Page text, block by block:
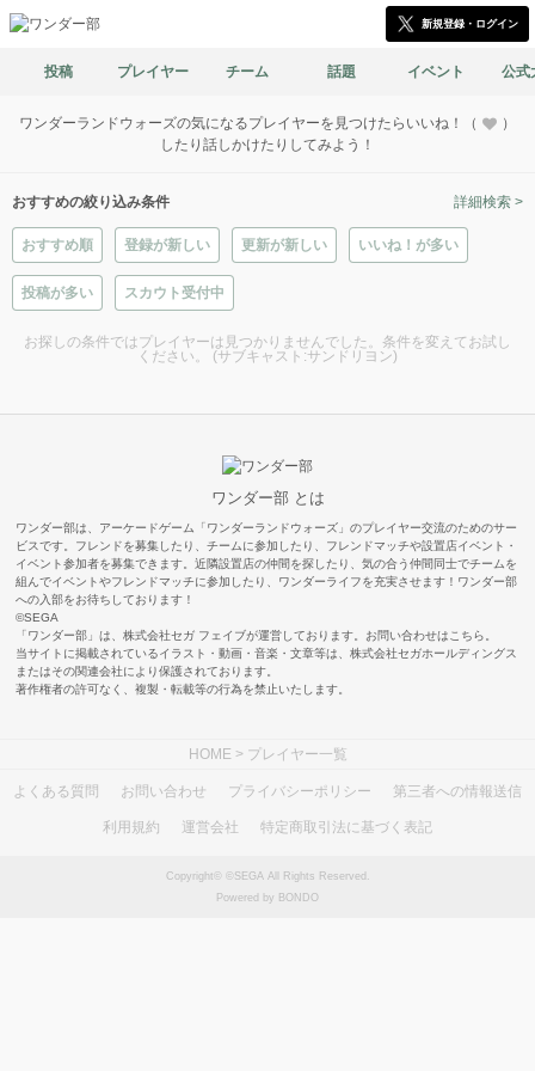
新規登録・ログイン
投稿 プレイヤー チーム 話題 イベント 公式
ワンダーランドウォーズの気になるプレイヤーを見つけたらいいね！（
）
したり話しかけたりしてみよう！
おすすめの絞り込み条件
おすすめ順 登録が新しい 更新が新しい いいね！が多い
投稿が多い スカウト受付中
詳細検索 >
お探しの条件ではプレイヤーは見つかりませんでした。条件を変えてお試し
ください。 (サブキャスト:サンドリヨン)
ワンダー部 とは
ワンダー部は、アーケードゲーム「ワンダーランドウォーズ」のプレイヤー交流のためのサー
ビスです。フレンドを募集したり、チームに参加したり、フレンドマッチや設置店イベント・
イベント参加者を募集できます。近隣設置店の仲間を探したり、気の合う仲間同士でチームを
組んでイベントやフレンドマッチに参加したり、ワンダーライフを充実させます！ワンダー部
への入部をお待ちしております！
©SEGA
「ワンダー部」は、株式会社セガ フェイブが運営しております。お問い合わせは こちら
当サイトに掲載されているイラスト・動画・音楽・文章等は、株式会社セガホールディングス
またはその関連会社により保護されております。
著作権者の許可なく、複製・転載等の行為を禁止いたします。
HOME> プレイヤー一覧
よくある質問 お問い合わせ プライバシーポリシー 第三者への情報送信
利用規約 運営会社 特定商取引法に基づく表記
Copyright© ©SEGA All Rights Reserved.
Powered by BONDO